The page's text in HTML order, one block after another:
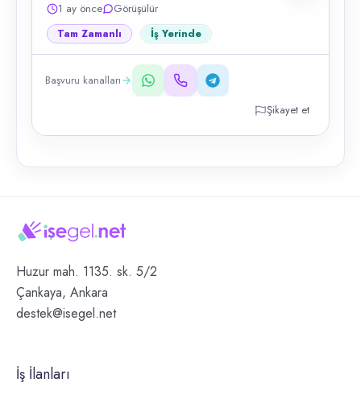
1 ay önce
Görüşülür
Tam Zamanlı İş Yerinde
Başvuru kanalları
Şikayet et
Huzur mah. 1135. sk. 5/2
Çankaya, Ankara
destek@isegel.net
İş İlanları